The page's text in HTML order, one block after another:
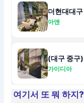
아앤
가이디아
여기서 또 뭐 하지?